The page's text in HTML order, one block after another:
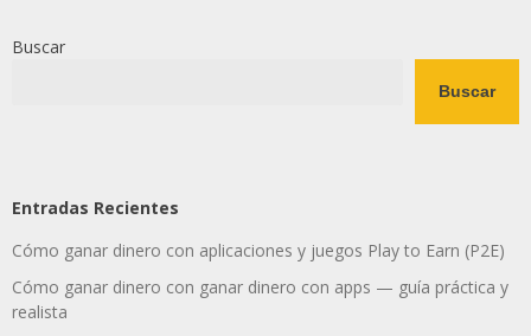
Buscar
Buscar
Entradas Recientes
Cómo ganar dinero con aplicaciones y juegos Play to Earn (P2E)
Cómo ganar dinero con ganar dinero con apps — guía práctica y
realista